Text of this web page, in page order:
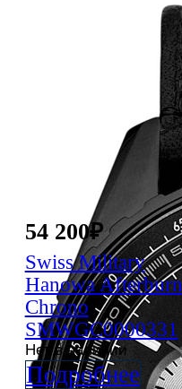
54 200₽
Swiss Military
HanowaAfterburn
Chrono
SMWGC0000331
Нет в наличии
Подробнее